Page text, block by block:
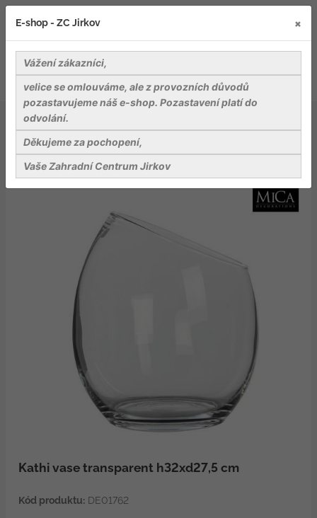
Bydlení a relaxace v zahradě
Kathi vase transparent h32xd27,5 cm
Kathi vase transparent h32xd27,5 cm
Kód produktu:DE01762
E-shop - ZC Jirkov ×
Vážení zákazníci,
velice se omlouváme, ale z provozních důvodů
pozastavujeme náš e-shop. Pozastavení platí do
odvolání.
Děkujeme za pochopení,
Vaše Zahradní Centrum Jirkov